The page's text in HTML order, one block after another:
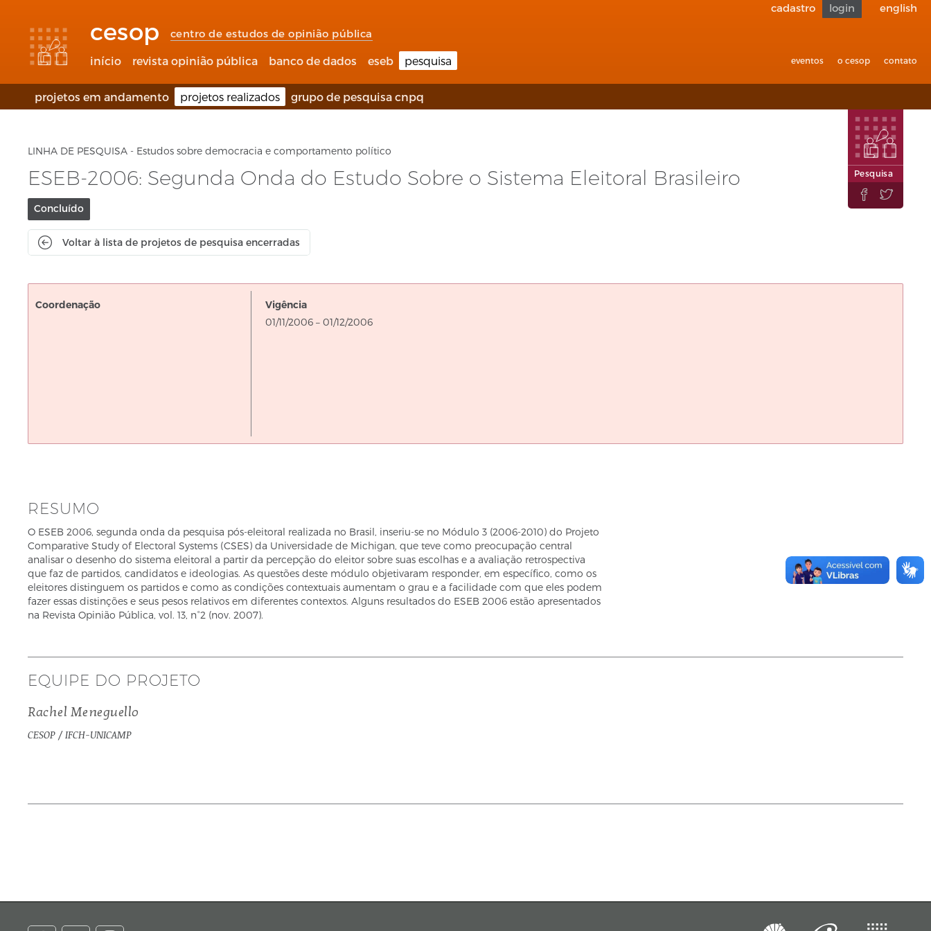
acessibilidade
conteúdo
rodapé
idioma
(Language
selection)
cesop centro de estudos de opinião pública
início revista opinião pública banco de dados eseb pesquisa
projetos em andamento projetos realizados grupo de pesquisa cnpq
eventos o cesop contato
cadastro login english
LINHA DE PESQUISA - Estudos sobre democracia e comportamento político
ESEB-2006: Segunda Onda do Estudo Sobre o Sistema Eleitoral Brasileiro
Situação
do
projeto:
Concluído
Voltar à lista de projetos de pesquisa encerradas
Pesquisa
 
Coordenação Vigência
De
01/11/2006 – até
01/12/2006
RESUMO
O ESEB 2006, segunda onda da pesquisa pós-eleitoral realizada no Brasil, inseriu-se no Módulo 3 (2006-2010) do Projeto
Comparative Study of Electoral Systems (CSES) da Universidade de Michigan, que teve como preocupação central
analisar o desenho do sistema eleitoral a partir da percepção do eleitor sobre suas escolhas e a avaliação retrospectiva
que faz de partidos, candidatos e ideologias. As questões deste módulo objetivaram responder, em específico, como os
eleitores distinguem os partidos e como as condições contextuais aumentam o grau e a facilidade com que eles podem
fazer essas distinções e seus pesos relativos em diferentes contextos. Alguns resultados do ESEB 2006 estão apresentados
na Revista Opinião Pública, vol. 13, n°2 (nov. 2007).
EQUIPE DO PROJETO
Rachel Meneguello
CESOP / IFCH-UNICAMP